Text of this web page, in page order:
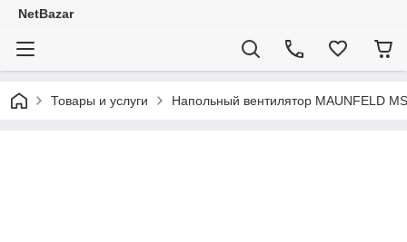
NetBazar
Товары и услуги Напольный вентилятор MAUNFELD